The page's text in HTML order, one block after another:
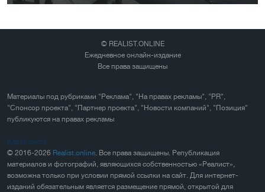
© REALIST.ONLINE
Ежедневное онлайн-издание
Все права защищены
Материалы под рубриками "Реклама", "На правах рекламы", "PR",
"Спонсор проекта", "Партнер проекта", "Новости компаний", "Позиция"
публикуются на правах рекламы
Карта сайта
© 2016-2026 Realist.online . Все права защищены. Републикация
материалов и фотографий, являющихся собственностью «Реалист»,
возможна только при условии прямой ссылки на сайт. Для интернет-
изданий обязательным является размещение прямой, открытой для